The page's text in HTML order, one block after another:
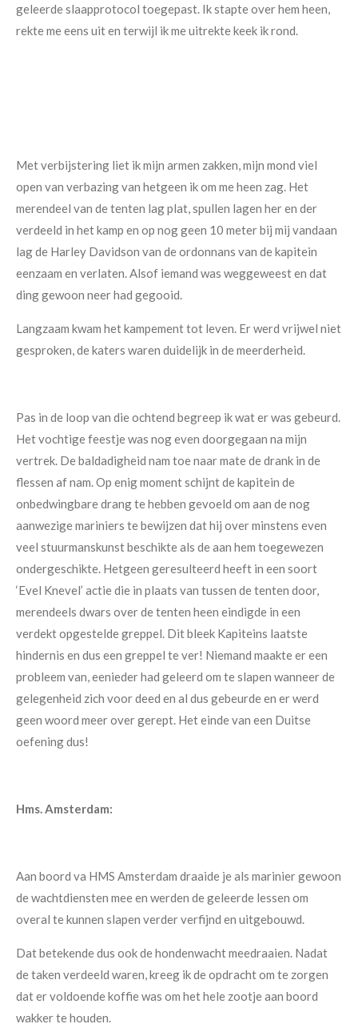
geleerde slaapprotocol toegepast. Ik stapte over hem heen,
rekte me eens uit en terwijl ik me uitrekte keek ik rond.
Met verbijstering liet ik mijn armen zakken, mijn mond viel
open van verbazing van hetgeen ik om me heen zag. Het
merendeel van de tenten lag plat, spullen lagen her en der
verdeeld in het kamp en op nog geen 10 meter bij mij vandaan
lag de Harley Davidson van de ordonnans van de kapitein
eenzaam en verlaten. Alsof iemand was weggeweest en dat
ding gewoon neer had gegooid.
Langzaam kwam het kampement tot leven. Er werd vrijwel niet
gesproken, de katers waren duidelijk in de meerderheid.
Pas in de loop van die ochtend begreep ik wat er was gebeurd.
Het vochtige feestje was nog even doorgegaan na mijn
vertrek. De baldadigheid nam toe naar mate de drank in de
flessen af nam. Op enig moment schijnt de kapitein de
onbedwingbare drang te hebben gevoeld om aan de nog
aanwezige mariniers te bewijzen dat hij over minstens even
veel stuurmanskunst beschikte als de aan hem toegewezen
ondergeschikte. Hetgeen geresulteerd heeft in een soort
‘Evel Knevel’ actie die in plaats van tussen de tenten door,
merendeels dwars over de tenten heen eindigde in een
verdekt opgestelde greppel. Dit bleek Kapiteins laatste
hindernis en dus een greppel te ver! Niemand maakte er een
probleem van, eenieder had geleerd om te slapen wanneer de
gelegenheid zich voor deed en al dus gebeurde en er werd
geen woord meer over gerept. Het einde van een Duitse
oefening dus!
Hms. Amsterdam:
Aan boord va HMS Amsterdam draaide je als marinier gewoon
de wachtdiensten mee en werden de geleerde lessen om
overal te kunnen slapen verder verfijnd en uitgebouwd.
Dat betekende dus ook de hondenwacht meedraaien. Nadat
de taken verdeeld waren, kreeg ik de opdracht om te zorgen
dat er voldoende koffie was om het hele zootje aan boord
wakker te houden.